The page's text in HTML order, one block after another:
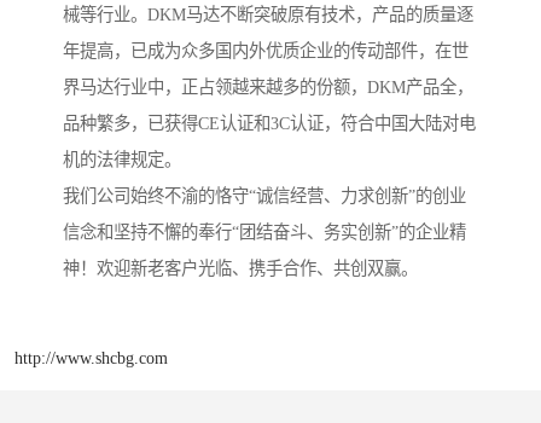
械等行业。DKM马达不断突破原有技术，产品的质量逐
年提高，已成为众多国内外优质企业的传动部件，在世
界马达行业中，正占领越来越多的份额，DKM产品全，
品种繁多，已获得CE认证和3C认证，符合中国大陆对电
机的法律规定。
我们公司始终不渝的恪守“诚信经营、力求创新”的创业
信念和坚持不懈的奉行“团结奋斗、务实创新”的企业精
神！欢迎新老客户光临、携手合作、共创双赢。
http://www.shcbg.com